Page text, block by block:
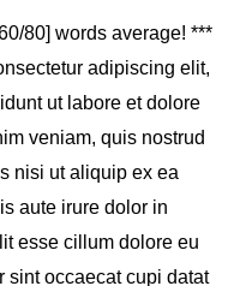
80] words average! ***
adipiscing elit,
ut labore et dolore
veniam, quis nostrud
nisi ut aliquip ex ea
aute irure dolor in
esse cillum dolore eu
sint occaecat cupi datat